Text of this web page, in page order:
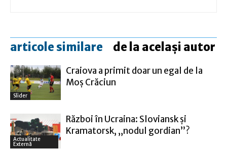
articole similare de la același autor
Slider
Craiova a primit doar un egal de la
Moş Crăciun
Actualitate
Externă
Război în Ucraina: Sloviansk şi
Kramatorsk, „nodul gordian”?